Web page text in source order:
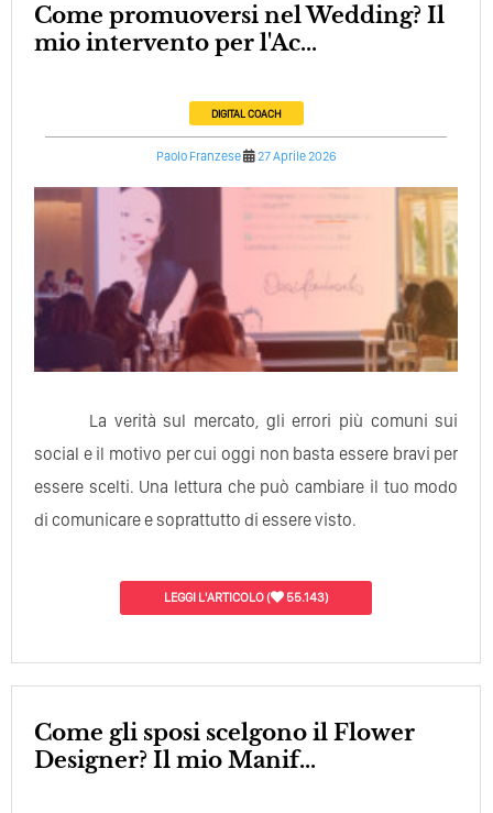
Come promuoversi nel Wedding? Il
mio intervento per l'Ac...
DIGITAL COACH
Paolo Franzese 27 Aprile 2026
La verità sul mercato, gli errori più comuni sui
social e il motivo per cui oggi non basta essere bravi per
essere scelti. Una lettura che può cambiare il tuo modo
di comunicare e soprattutto di essere visto.
LEGGI L'ARTICOLO( 55.143)
Come gli sposi scelgono il Flower
Designer? Il mio Manif...